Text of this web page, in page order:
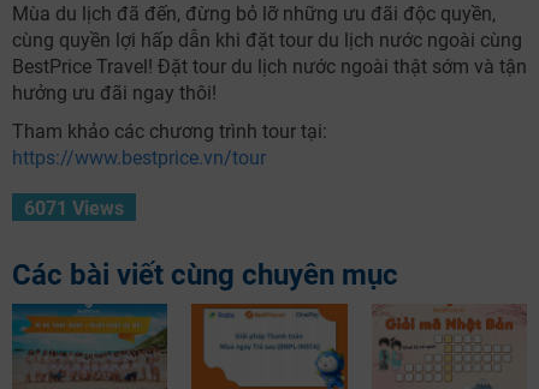
Mùa du lịch đã đến, đừng bỏ lỡ những ưu đãi độc quyền,
cùng quyền lợi hấp dẫn khi đặt tour du lịch nước ngoài cùng
BestPrice Travel! Đặt tour du lịch nước ngoài thật sớm và tận
hưởng ưu đãi ngay thôi!
Tham khảo các chương trình tour tại:
https://www.bestprice.vn/tour
6071 Views
Các bài viết cùng chuyên mục